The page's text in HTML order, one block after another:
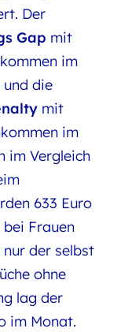
Der
Gap mit
im
die
mit
im
im Vergleich
633 Euro
Frauen
der selbst
ohne
lag der
im Monat.